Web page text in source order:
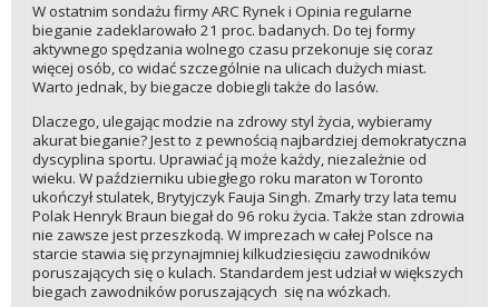
W ostatnim sondażu firmy ARC Rynek i Opinia regularne
bieganie zadeklarowało 21 proc. badanych. Do tej formy
aktywnego spędzania wolnego czasu przekonuje się coraz
więcej osób, co widać szczególnie na ulicach dużych miast.
Warto jednak, by biegacze dobiegli także do lasów.
Dlaczego, ulegając modzie na zdrowy styl życia, wybieramy
akurat bieganie? Jest to z pewnością najbardziej demokratyczna
dyscyplina sportu. Uprawiać ją może każdy, niezależnie od
wieku. W październiku ubiegłego roku maraton w Toronto
ukończył stulatek, Brytyjczyk Fauja Singh. Zmarły trzy lata temu
Polak Henryk Braun biegał do 96 roku życia. Także stan zdrowia
nie zawsze jest przeszkodą. W imprezach w całej Polsce na
starcie stawia się przynajmniej kilkudziesięciu zawodników
poruszających się o kulach. Standardem jest udział w większych
biegach zawodników poruszających się na wózkach.